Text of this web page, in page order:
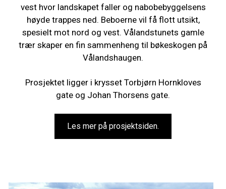
vest hvor landskapet faller og nabobebyggelsens
høyde trappes ned. Beboerne vil få flott utsikt,
spesielt mot nord og vest. Vålandstunets gamle
trær skaper en fin sammenheng til bøkeskogen på
Vålandshaugen.
Prosjektet ligger i krysset Torbjørn Hornkloves
gate og Johan Thorsens gate.
Les mer på prosjektsiden.